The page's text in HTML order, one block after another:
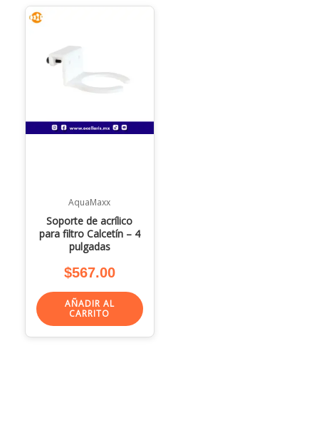
AquaMaxx
Soporte de acrílico
para filtro Calcetín – 4
pulgadas
$567.00
AÑADIR AL
CARRITO